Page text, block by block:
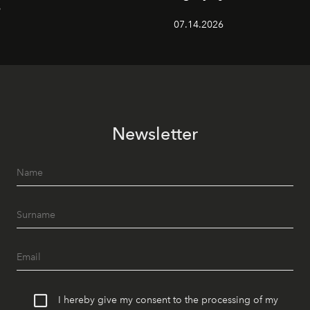
07.14.2026
Newsletter
I hereby give my consent to the processing of my